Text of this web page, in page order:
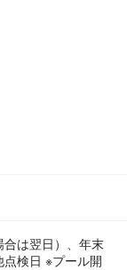
は翌日）、年末
検日 ※プール開